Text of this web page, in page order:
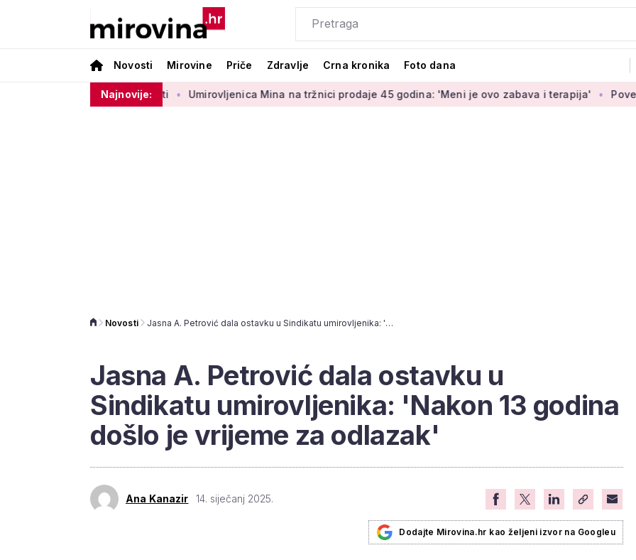
Novosti Mirovine Priče Zdravlje Crna kronika Foto dana
Najnovije:
Umirovljenica Mina na tržnici prodaje 45 godina: 'Meni je ovo zabava i terapija' Povećanje
Novosti Jasna A. Petrović dala ostavku u Sindikatu umirovljenika: 'Nakon 13 godina došlo je vrijeme za odlazak'
Jasna A. Petrović dala ostavku u
Sindikatu umirovljenika: 'Nakon 13 godina
došlo je vrijeme za odlazak'
Ana Kanazir 14. siječanj 2025.
Dodajte Mirovina.hr kao željeni izvor na Googleu